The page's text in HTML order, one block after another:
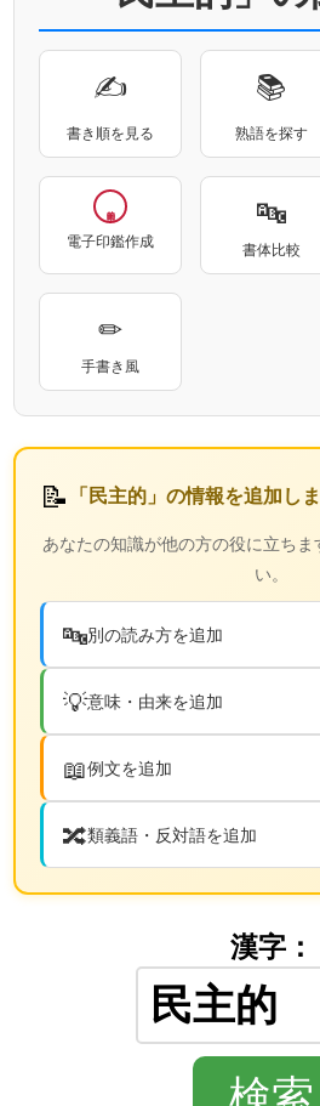
✍
書き順を見る
📚
熟語を探す
電子印鑑作成
🔤
書体比較
✏
手書き風
📝 「民主的」の情報を追加し
あなたの知識が他の方の役に立ち
い。
🔤別の読み方を追加
💡意味・由来を追加
📖例文を追加
🔀類義語・反対語を追加
漢字：